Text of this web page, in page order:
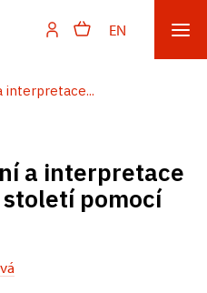
EN
interpretace...
a interpretace
pomocí